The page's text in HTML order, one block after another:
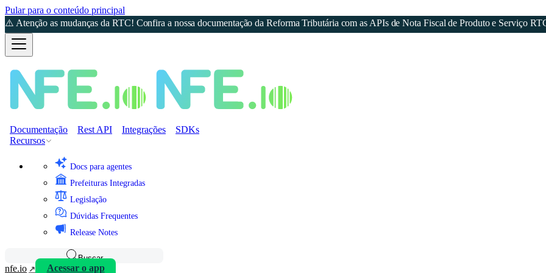
Pular para o conteúdo principal
⚠️ Atenção as mudanças da RTC! Confira a nossa documentação da Reforma Tributária com as APIs de Nota Fiscal de Produto e Serviço
Documentação Rest API Integrações
SDKs
Recursos
Docs para agentes
Prefeituras Integradas
Legislação
Dúvidas Frequentes
Release Notes
Buscar
nfe.io Acessar o app